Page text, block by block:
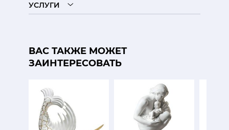
УСЛУГИ
ВАС ТАКЖЕ МОЖЕТ
ЗАИНТЕРЕСОВАТЬ